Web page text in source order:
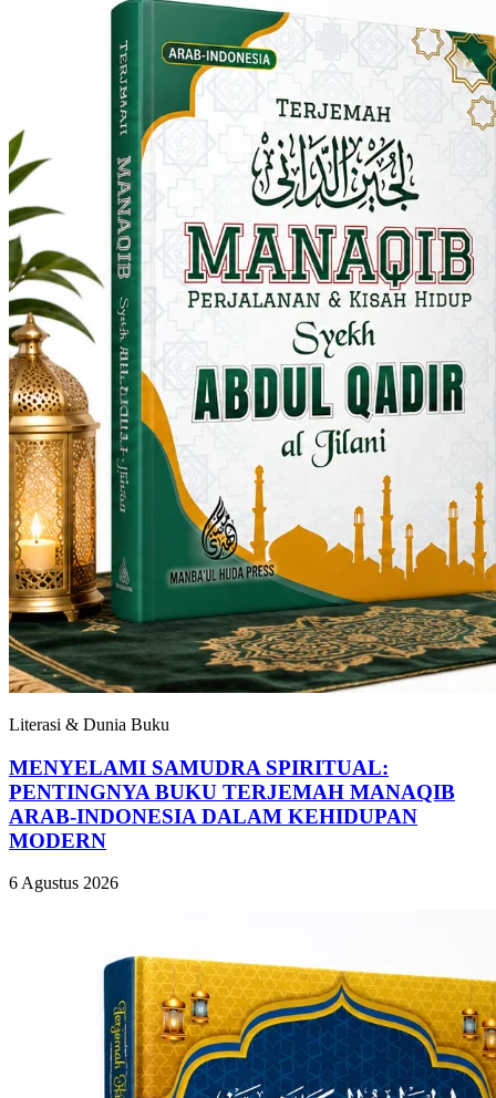
Literasi & Dunia Buku
MENYELAMI SAMUDRA SPIRITUAL:
PENTINGNYA BUKU TERJEMAH MANAQIB
ARAB-INDONESIA DALAM KEHIDUPAN
MODERN
6 Agustus 2026